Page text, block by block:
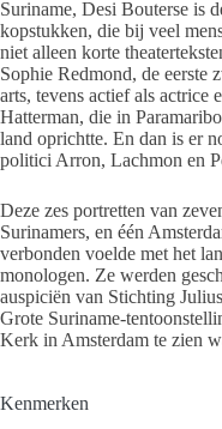
Suriname, Desi Bouterse is
kopstukken, die bij veel
niet alleen korte
Sophie Redmond, de eerste
arts, tevens actief als actrice
Hatterman, die in
land oprichtte. En dan is er
politici Arron, Lachmon en
Deze zes portretten van
Surinamers, en één
verbonden voelde met het
monologen. Ze werden
auspiciën van Stichting
Grote Suriname-
Kerk in Amsterdam te zien
Kenmerken